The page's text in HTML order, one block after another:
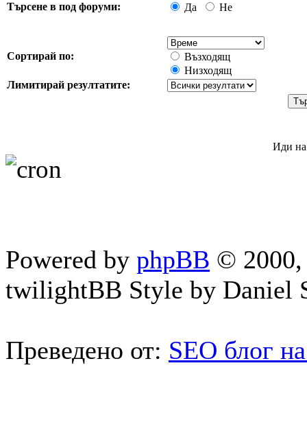
Търсене в под форуми: Да Не
Сортирай по:
Възходящ
Низходящ
Лимитирай резултатите:
Иди
Powered by phpBB © 2000,
twilightBB Style by Daniel
Преведено от: SEO блог